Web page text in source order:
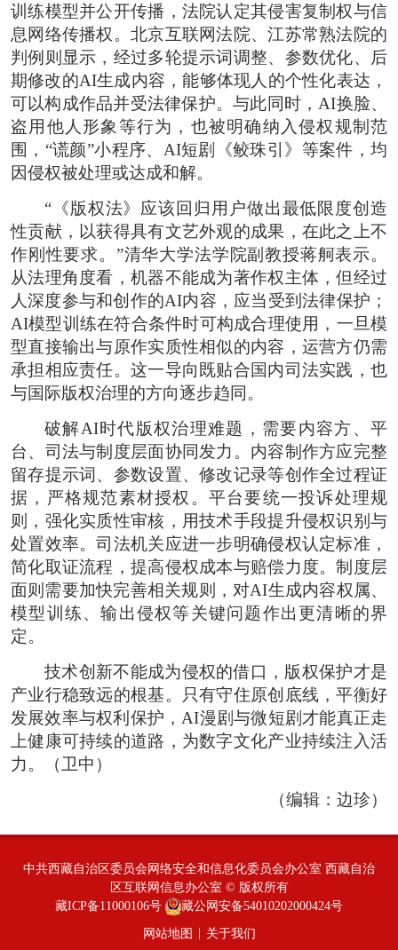
训练模型并公开传播，法院认定其侵害复制权与信
息网络传播权。北京互联网法院、江苏常熟法院的
判例则显示，经过多轮提示词调整、参数优化、后
期修改的AI生成内容，能够体现人的个性化表达，
可以构成作品并受法律保护。与此同时，AI换脸、
盗用他人形象等行为，也被明确纳入侵权规制范
围，“谎颜”小程序、AI短剧《鲛珠引》等案件，均
因侵权被处理或达成和解。
“《版权法》应该回归用户做出最低限度创造
性贡献，以获得具有文艺外观的成果，在此之上不
作刚性要求。”清华大学法学院副教授蒋舸表示。
从法理角度看，机器不能成为著作权主体，但经过
人深度参与和创作的AI内容，应当受到法律保护；
AI模型训练在符合条件时可构成合理使用，一旦模
型直接输出与原作实质性相似的内容，运营方仍需
承担相应责任。这一导向既贴合国内司法实践，也
与国际版权治理的方向逐步趋同。
破解AI时代版权治理难题，需要内容方、平
台、司法与制度层面协同发力。内容制作方应完整
留存提示词、参数设置、修改记录等创作全过程证
据，严格规范素材授权。平台要统一投诉处理规
则，强化实质性审核，用技术手段提升侵权识别与
处置效率。司法机关应进一步明确侵权认定标准，
简化取证流程，提高侵权成本与赔偿力度。制度层
面则需要加快完善相关规则，对AI生成内容权属、
模型训练、输出侵权等关键问题作出更清晰的界
定。
技术创新不能成为侵权的借口，版权保护才是
产业行稳致远的根基。只有守住原创底线，平衡好
发展效率与权利保护，AI漫剧与微短剧才能真正走
上健康可持续的道路，为数字文化产业持续注入活
力。（卫中）
（编辑：边珍）
中共西藏自治区委员会网络安全和信息化委员会办公室 西藏自治
区互联网信息办公室 © 版权所有
藏ICP备11000106号
藏公网安备54010202000424号
网站地图 关于我们